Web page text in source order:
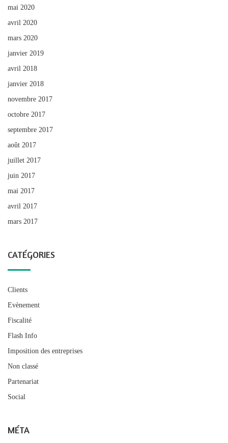
mai 2020
avril 2020
mars 2020
janvier 2019
avril 2018
janvier 2018
novembre 2017
octobre 2017
septembre 2017
août 2017
juillet 2017
juin 2017
mai 2017
avril 2017
mars 2017
CATÉGORIES
Clients
Evènement
Fiscalité
Flash Info
Imposition des entreprises
Non classé
Partenariat
Social
MÉTA